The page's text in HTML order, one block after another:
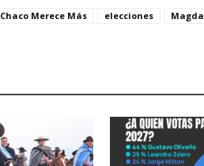
Chaco Merece Más elecciones
Magda